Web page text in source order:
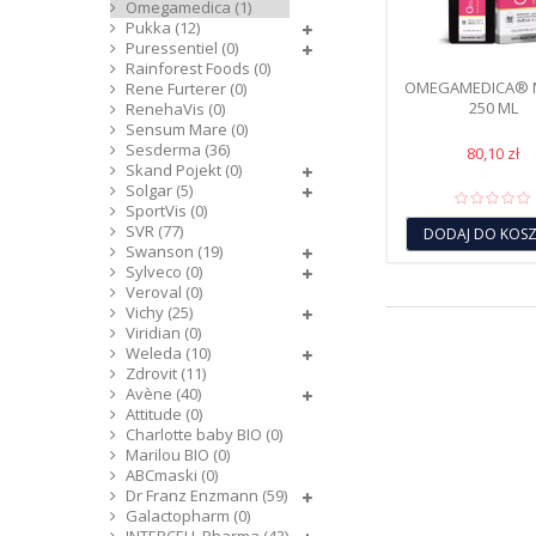
OMEGAMEDICA®
250 ML
80,10 zł
DODAJ DO
Omegamedica (1)
Pukka (12)
Puressentiel (0)
Rainforest Foods (0)
Rene Furterer (0)
RenehaVis (0)
Sensum Mare (0)
Sesderma (36)
Skand Pojekt (0)
Solgar (5)
SportVis (0)
SVR (77)
Swanson (19)
Sylveco (0)
Veroval (0)
Vichy (25)
Viridian (0)
Weleda (10)
Zdrovit (11)
Avène (40)
Attitude (0)
Charlotte baby BIO (0)
Marilou BIO (0)
ABCmaski (0)
Dr Franz Enzmann (59)
Galactopharm (0)